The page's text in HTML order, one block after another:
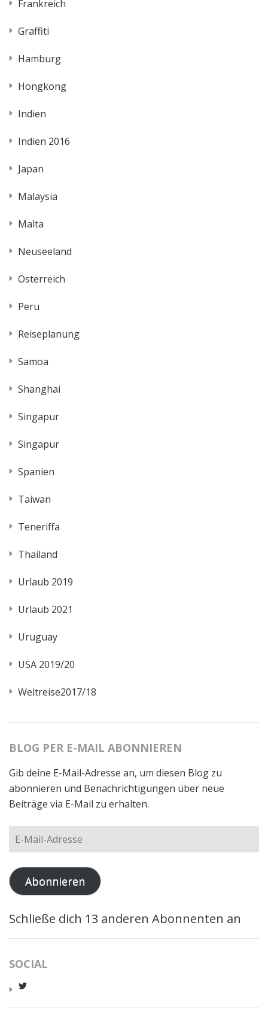
Frankreich
Graffiti
Hamburg
Hongkong
Indien
Indien 2016
Japan
Malaysia
Malta
Neuseeland
Österreich
Peru
Reiseplanung
Samoa
Shanghai
Singapur
Singapur
Spanien
Taiwan
Teneriffa
Thailand
Urlaub 2019
Urlaub 2021
Uruguay
USA 2019/20
Weltreise2017/18
BLOG PER E-MAIL ABONNIEREN
Gib deine E-Mail-Adresse an, um diesen Blog zu
abonnieren und Benachrichtigungen über neue
Beiträge via E-Mail zu erhalten.
E-
Adresse
Abonnieren
Schließe dich 13 anderen Abonnenten an
SOCIAL